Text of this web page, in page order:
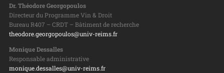
Dr. Théodore Georgopoulos
Directeur du Programme Vin & Droit
Bureau R407 – CRDT – Bâtiment de recherche
theodore.georgopoulos@univ-reims.fr
Monique Dessalles
Responsable administrative
monique.dessalles@univ-reims.fr